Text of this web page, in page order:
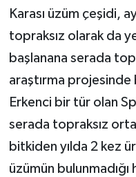
Karası üzüm çeşidi,
topraksız olarak da
başlanana serada
araştırma projesinde
Erkenci bir tür olan
serada topraksız
bitkiden yılda 2 kez
üzümün bulunmadığı